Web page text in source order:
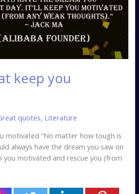
keep you
quotes, Literature
motivated “No matter how tough is
always have the dream you saw on
you motivated and rescue you (from